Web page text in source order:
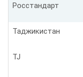
Росстандарт
Таджикистан
TJ